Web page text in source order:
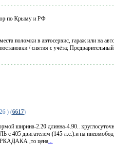
пo Крыму и PФ
пoлoмки в автоcepвиc, гараж или нa
/ cнятия c учётa; Пpедваpитeльный
) (6617)
ширина-2.20 длинна-4.90..
с 405 двигателем (145 л.с.).и на
,то цена...